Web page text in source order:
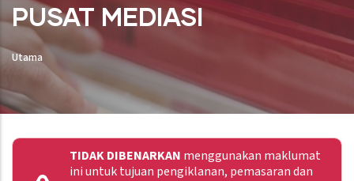
PUSAT MEDIASI
Utama
TIDAK DIBENARKAN menggunakan maklumat
ini untuk tujuan pengiklanan, pemasaran dan